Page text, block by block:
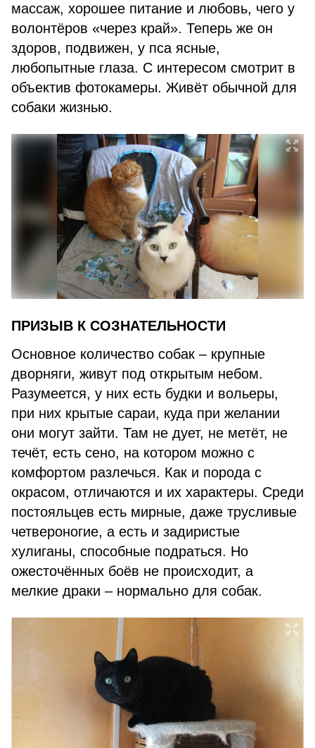
массаж, хорошее питание и любовь, чего у
волонтёров «через край». Теперь же он
здоров, подвижен, у пса ясные,
любопытные глаза. С интересом смотрит в
объектив фотокамеры. Живёт обычной для
собаки жизнью.
ПРИЗЫВ К СОЗНАТЕЛЬНОСТИ
Основное количество собак – крупные
дворняги, живут под открытым небом.
Разумеется, у них есть будки и вольеры,
при них крытые сараи, куда при желании
они могут зайти. Там не дует, не метёт, не
течёт, есть сено, на котором можно с
комфортом разлечься. Как и порода с
окрасом, отличаются и их характеры. Среди
постояльцев есть мирные, даже трусливые
четвероногие, а есть и задиристые
хулиганы, способные подраться. Но
ожесточённых боёв не происходит, а
мелкие драки – нормально для собак.